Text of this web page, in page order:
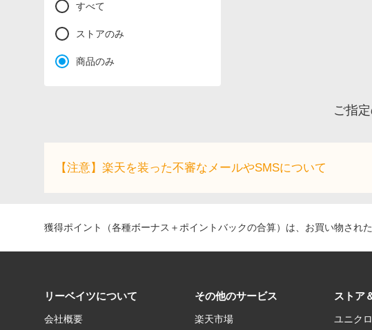
すべて
ストアのみ
商品のみ
ご指
【注意】楽天を装った不審なメールやSMSについて
獲得ポイント（各種ボーナス＋ポイントバックの合算）は、お買い物さ
リーベイツについて
会社概要
その他のサービス
楽天市場
ストア
ユニク